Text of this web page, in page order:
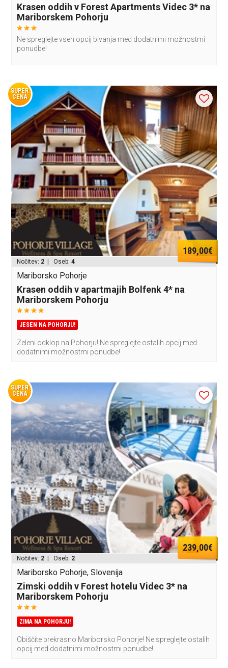
Krasen oddih v Forest Apartments Videc 3* na
Mariborskem Pohorju
Ne spreglejte vseh opcij bivanja med dodatnimi možnostmi
ponudbe!
SUPER
CENA
189,00€
Nočitev: 2 | Oseb:4
Mariborsko Pohorje
Krasen oddih v apartmajih Bolfenk 4* na
Mariborskem Pohorju
JESEN NA POHORJU!
Zeleni odklop na Pohorju! Ne spreglejte ostalih opcij med
dodatnimi možnostmi ponudbe!
SUPER
CENA
239,00€
Nočitev: 2 | Oseb: 2
Mariborsko Pohorje, Slovenija
Zimski oddih v Forest hotelu Videc 3* na
Mariborskem Pohorju
ZIMA NA POHORJU!
Obiščite prekrasno Mariborsko Pohorje! Ne spreglejte ostalih
opcij med dodatnimi možnostmi ponudbe!